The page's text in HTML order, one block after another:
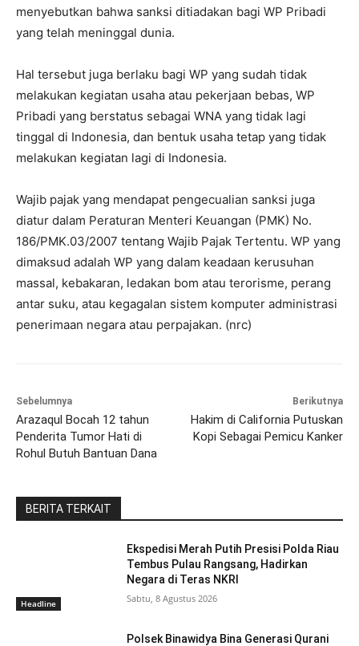
menyebutkan bahwa sanksi ditiadakan bagi WP Pribadi
yang telah meninggal dunia.
Hal tersebut juga berlaku bagi WP yang sudah tidak
melakukan kegiatan usaha atau pekerjaan bebas, WP
Pribadi yang berstatus sebagai WNA yang tidak lagi
tinggal di Indonesia, dan bentuk usaha tetap yang tidak
melakukan kegiatan lagi di Indonesia.
Wajib pajak yang mendapat pengecualian sanksi juga
diatur dalam Peraturan Menteri Keuangan (PMK) No.
186/PMK.03/2007 tentang Wajib Pajak Tertentu. WP yang
dimaksud adalah WP yang dalam keadaan kerusuhan
massal, kebakaran, ledakan bom atau terorisme, perang
antar suku, atau kegagalan sistem komputer administrasi
penerimaan negara atau perpajakan. (nrc)
Sebelumnya
Arazaqul Bocah 12 tahun
Penderita Tumor Hati di
Rohul Butuh Bantuan Dana
Berikutnya
Hakim di California Putuskan
Kopi Sebagai Pemicu Kanker
BERITA TERKAIT
Headline
Ekspedisi Merah Putih Presisi Polda Riau
Tembus Pulau Rangsang, Hadirkan
Negara di Teras NKRI
Sabtu, 8 Agustus 2026
Polsek Binawidya Bina Generasi Qurani